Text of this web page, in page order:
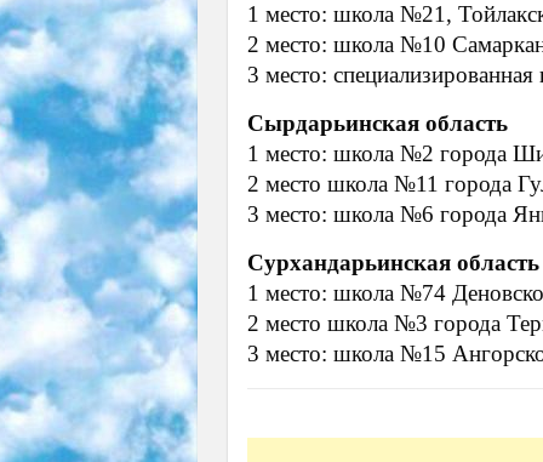
1 место: школа №21,
2 место: школа №10
3 место:
Сырдарьинская область
1 место: школа №2 города
2 место школа №11 города
3 место: школа №6 города
Сурхандарьинская область
1 место: школа №74
2 место школа №3 города
3 место: школа №15